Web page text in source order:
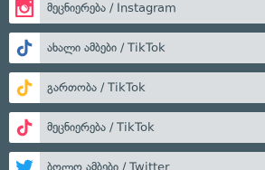
მეცნიერება / Instagram
ახალი ამბები / TikTok
გართობა / TikTok
მეცნიერება / TikTok
ბოლო ამბები / Twitter